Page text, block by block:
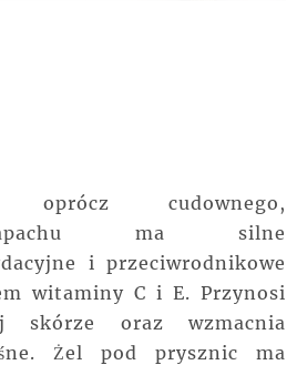
cudownego,
ma silne
i przeciwrodnikowe
witaminy C i E. Przynosi
skórze oraz wzmacnia
Żel pod prysznic ma